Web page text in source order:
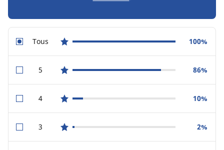
Tousstar reviews 100%
5star reviews 86%
4star reviews 10%
3star reviews 2%